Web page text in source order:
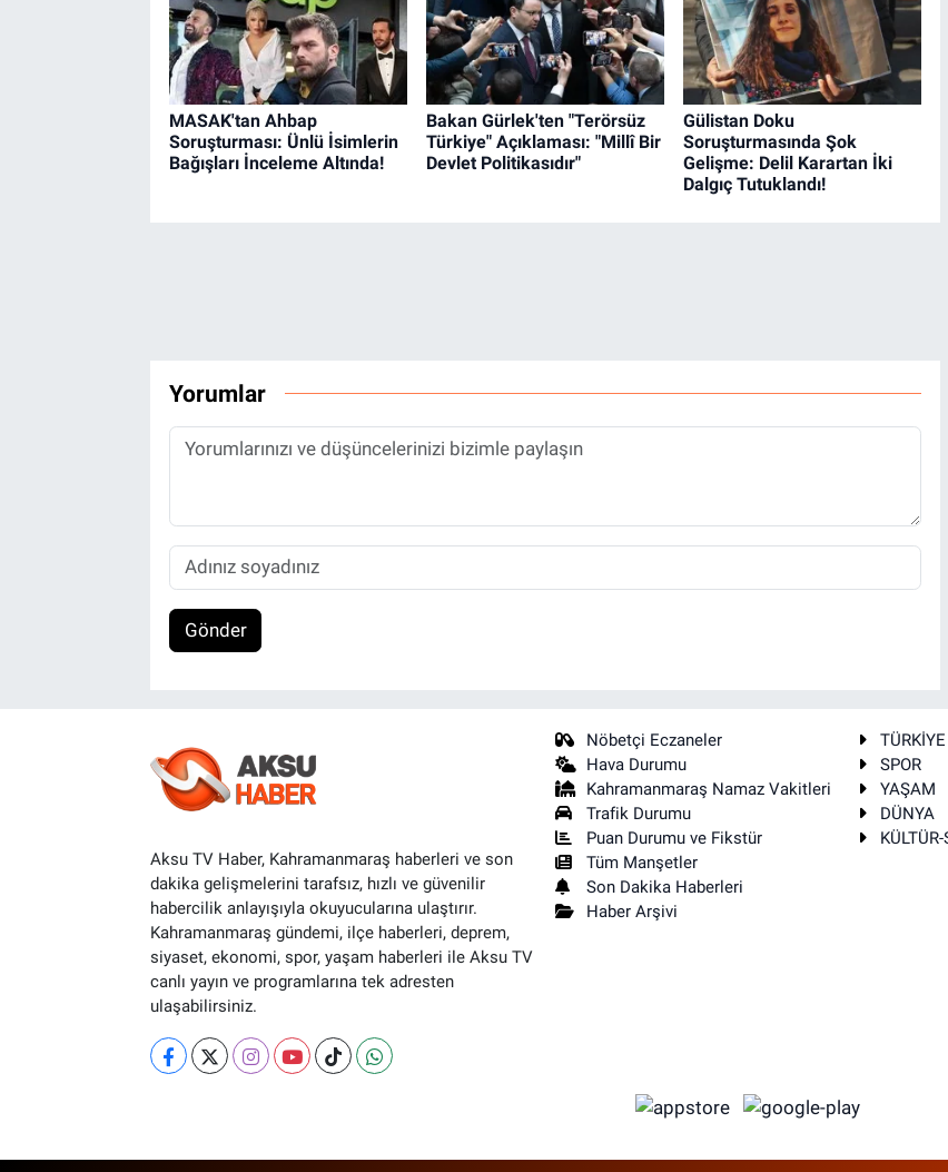
MASAK'tan Ahbap
Soruşturması: Ünlü İsimlerin
Bağışları İnceleme Altında!
Bakan Gürlek'ten "Terörsüz
Türkiye" Açıklaması: "Millî Bir
Devlet Politikasıdır"
Gülistan Doku
Soruşturmasında Şok
Gelişme: Delil Karartan İki
Dalgıç Tutuklandı!
Yorumlar
Gönder
Aksu TV Haber, Kahramanmaraş haberleri ve son
dakika gelişmelerini tarafsız, hızlı ve güvenilir
habercilik anlayışıyla okuyucularına ulaştırır.
Kahramanmaraş gündemi, ilçe haberleri, deprem,
siyaset, ekonomi, spor, yaşam haberleri ile Aksu TV
canlı yayın ve programlarına tek adresten
ulaşabilirsiniz.
Nöbetçi Eczaneler
Hava Durumu
Kahramanmaraş Namaz Vakitleri
Trafik Durumu
Puan Durumu ve Fikstür
Tüm Manşetler
Son Dakika Haberleri
Haber Arşivi
TÜRKİYE
SPOR
YAŞAM
DÜNYA